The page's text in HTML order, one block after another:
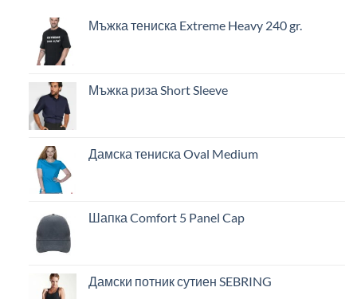
Мъжка тениска Extreme Heavy 240 gr.
Мъжка риза Short Sleeve
Дамска тениска Oval Medium
Шапка Comfort 5 Panel Cap
Дамски потник сутиен SEBRING